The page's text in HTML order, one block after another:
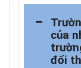
của
đổi